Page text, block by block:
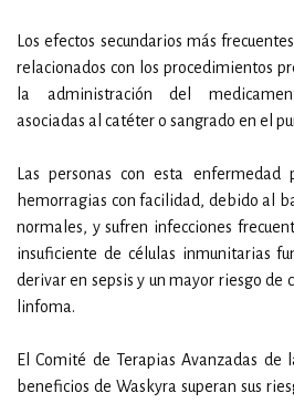
Los efectos secundarios más
relacionados con los procedimientos
la administración del
asociadas al catéter o sangrado en el
Las personas con esta enfermedad
hemorragias con facilidad, debido al
normales, y sufren infecciones
insuficiente de células inmunitarias
derivar en sepsis y un mayor riesgo de
linfoma.
El Comité de Terapias Avanzadas de
beneficios de Waskyra superan sus